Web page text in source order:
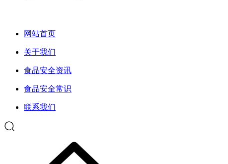
网站首页
关于我们
食品安全资讯
食品安全常识
联系我们